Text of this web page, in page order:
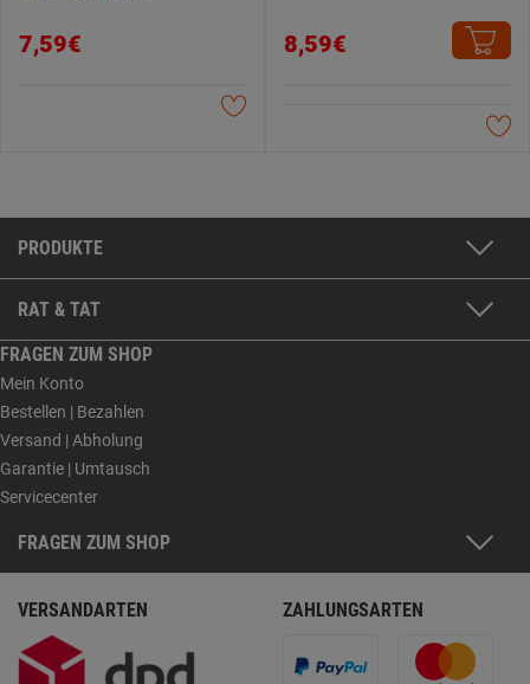
7,59€ 8,59€
PRODUKTE
RAT & TAT
FRAGEN ZUM SHOP
Mein Konto
Bestellen | Bezahlen
Versand | Abholung
Garantie | Umtausch
Servicecenter
FRAGEN ZUM SHOP
VERSANDARTEN ZAHLUNGSARTEN